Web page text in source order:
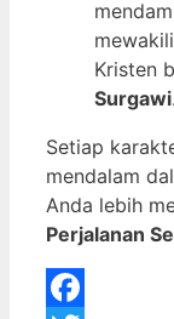
Kristen
Surgawi.
Setiap
mendalam
Anda lebih
Perjalanan